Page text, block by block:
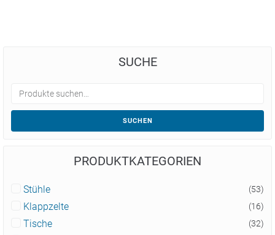
SUCHE
SUCHEN
PRODUKTKATEGORIEN
Stühle (53)
Klappzelte (16)
Tische (32)